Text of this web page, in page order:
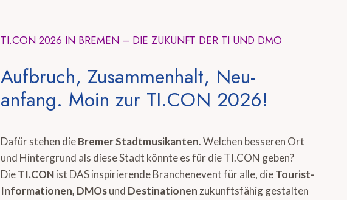
TI.CON 2026 IN BREMEN – DIE ZUKUNFT DER TI UND DMO
Aufbruch, Zusammenhalt, Neu-
anfang. Moin zur TI.CON 2026!
Dafür stehen dieBremer Stadtmusikanten. Welchen besseren Ort
und Hintergrund als diese Stadt könnte es für die TI.CON geben?
DieTI.CONist DAS inspirierende Branchenevent für alle, dieTourist-
Informationen, DMOsund Destinationen zukunftsfähig gestalten